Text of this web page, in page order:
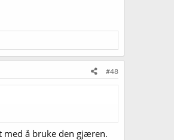
#48
med å bruke den gjæren.